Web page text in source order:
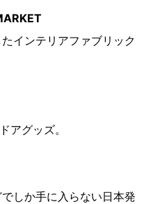
インテリアファブリック
アグッズ。
しか手に入らない日本発